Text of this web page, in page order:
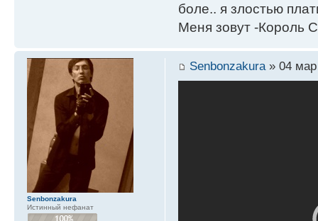
боле.. я злостью
Меня зовут -Король
Senbonzakura» 04 мар
Senbonzakura
Истинный нефанат